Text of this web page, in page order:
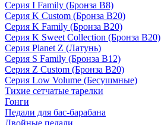
Серия I Family (Бронза B8)
Серия K Custom (Бронза B20)
Серия K Family (Бронза B20)
Серия K Sweet Collection (Бронза B20)
Серия Planet Z (Латунь)
Серия S Family (Бронза B12)
Серия Z Custom (Бронза B20)
Серия Low Volume (Бесушмные)
Тихие сетчатые тарелки
Гонги
Педали для бас-барабана
Двойные педали